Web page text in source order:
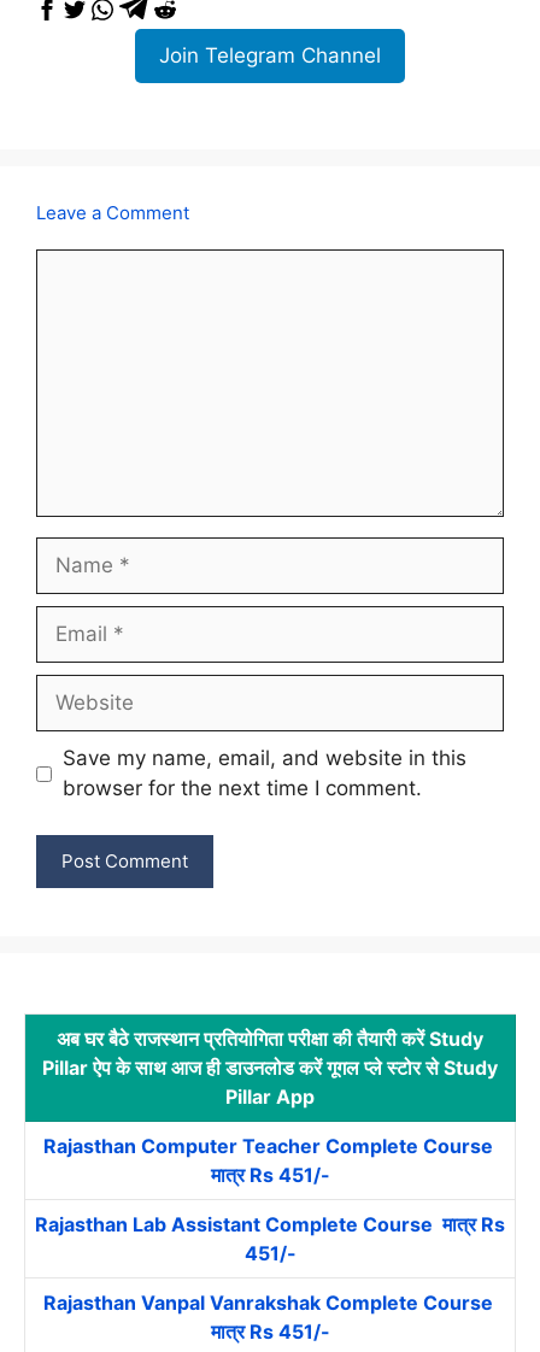
Join Telegram Channel
Leave a Comment
Name
Email
Website
Save my name, email, and website in this
browser for the next time I comment.
अब घर बैठे राजस्थान प्रतियोगिता परीक्षा की तैयारी करें Study
Pillar ऐप के साथ आज ही डाउनलोड करें गूगल प्ले स्टोर से Study
Pillar App
Rajasthan Computer Teacher Complete Course
मात्र Rs 451/-
Rajasthan Lab Assistant Complete Course मात्र Rs
451/-
Rajasthan Vanpal Vanrakshak Complete Course
मात्र Rs 451/-